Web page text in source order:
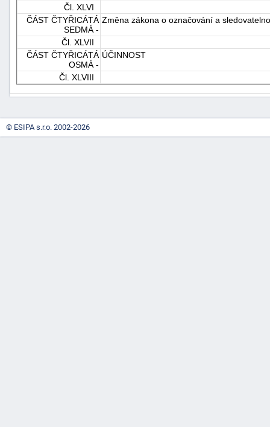
Čl. XLVI
ČÁST ČTYŘICÁTÁ
SEDMÁ -
Změna zákona o označování a
Čl. XLVII
ČÁST ČTYŘICÁTÁ
OSMÁ -
ÚČINNOST
Čl. XLVIII
© ESIPA s.r.o. 2002-2026